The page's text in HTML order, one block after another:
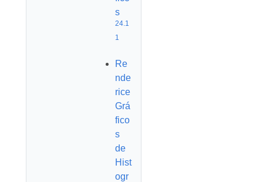
s
24.1
1
Re
nde
rice
Grá
fico
s
de
Hist
ogr